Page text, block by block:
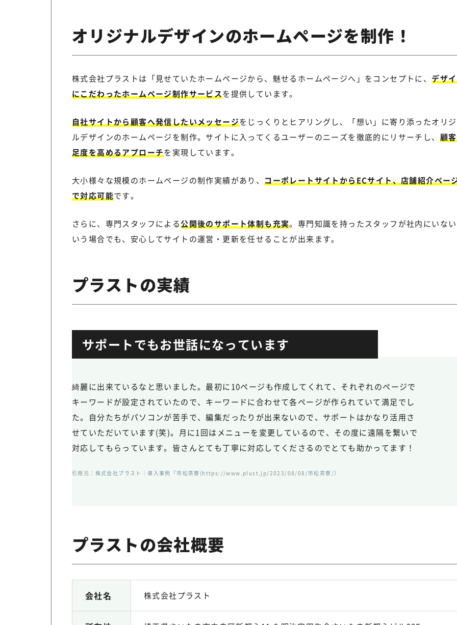
オリジナルデザインのホームページを制作！
株式会社プラストは「見せていたホームページから、魅せるホームページへ」をコンセプトに、 デザ
にこだわったホームページ制作サービスを提供しています。
自社サイトから顧客へ発信したいメッセージをじっくりとヒアリングし、「想い」に寄り添ったオリ
ルデザインのホームページを制作。サイトに入ってくるユーザーのニーズを徹底的にリサーチし、 顧
足度を高めるアプローチを実現しています。
大小様々な規模のホームページの制作実績があり、 コーポレートサイトからECサイト、店舗紹介ペー
で対応可能です。
さらに、専門スタッフによる公開後のサポート体制も充実。専門知識を持ったスタッフが社内にいな
いう場合でも、安心してサイトの運営・更新を任せることが出来ます。
プラストの実績
サポートでもお世話になっています
綺麗に出来ているなと思いました。最初に10ページも作成してくれて、それぞれのページで
キーワードが設定されていたので、キーワードに合わせて各ページが作られていて満足でし
た。自分たちがパソコンが苦手で、編集だったりが出来ないので、サポートはかなり活用さ
せていただいています(笑)。月に1回はメニューを変更しているので、その度に遠隔を繋いで
対応してもらっています。皆さんとても丁寧に対応してくださるのでとても助かってます！
引用元： 株式会社プラスト｜導入事例「市松茶寮(https://www.plust.jp/2023/08/08/市松茶寮/）
プラストの会社概要
会社名 株式会社プラスト